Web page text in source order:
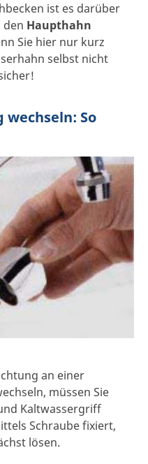
ist es darüber
den Haupthahn
Sie hier nur kurz
selbst nicht
So
an einer
müssen Sie
Kaltwassergriff
Schraube fixiert,
lösen.